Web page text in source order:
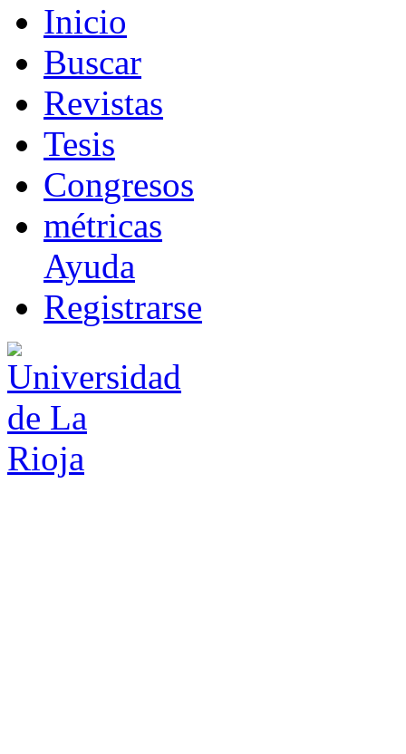
Inicio
Buscar
Revistas
Tesis
Congresos
métricas
Ayuda
Registrarse